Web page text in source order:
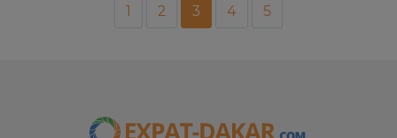
1 2 3 4 5